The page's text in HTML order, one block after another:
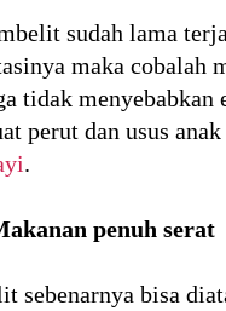
sudah lama
maka cobalah
tidak
perut dan usus
.
penuh serat
sebenarnya bisa